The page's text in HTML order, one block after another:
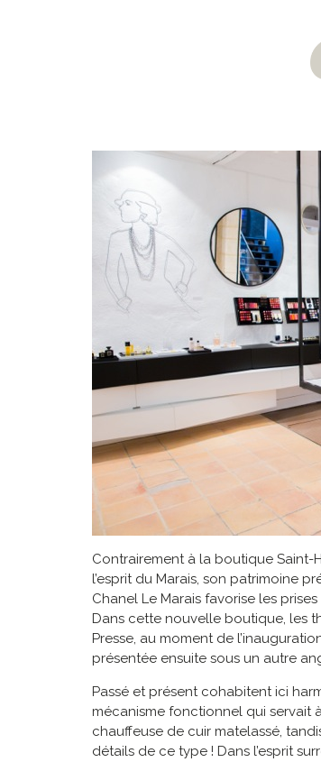
Contrairement à la boutique Saint-
l’esprit du Marais, son patrimoine
Chanel Le Marais favorise les
Dans cette nouvelle boutique, les
Presse, au moment de
présentée ensuite sous un autre
Passé et présent cohabitent ici
mécanisme fonctionnel qui servait
chauffeuse de cuir matelassé,
détails de ce type ! Dans l’esprit